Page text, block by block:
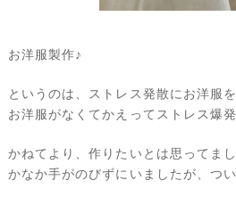
お洋服製作♪
というのは、ストレス発散にお洋服
お洋服がなくてかえってストレス爆発
かねてより、作りたいとは思ってま
かなか手がのびずにいましたが、つ